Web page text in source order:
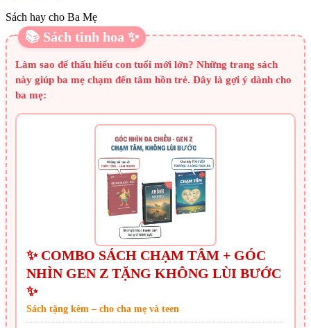
Sách hay cho Ba Mẹ
📚 Sách tinh hoa ✨
Làm sao để thấu hiểu con tuổi mới lớn? Những trang sách
này giúp ba mẹ chạm đến tâm hồn trẻ. Đây là gợi ý dành cho
ba mẹ:
✨ COMBO SÁCH CHẠM TÂM + GÓC
NHÌN GEN Z TẶNG KHÔNG LÙI BƯỚC
✨
Sách tặng kèm – cho cha mẹ và teen